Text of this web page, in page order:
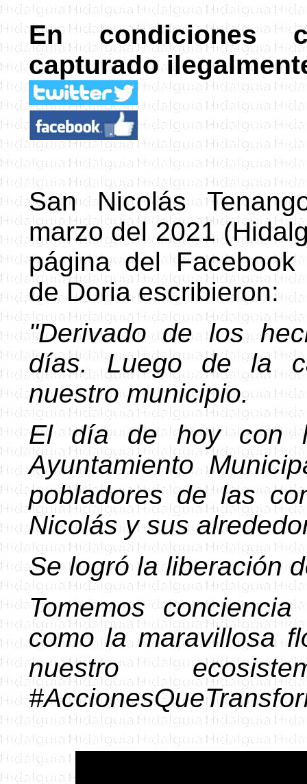
En condiciones
capturado
San Nicolás
marzo del 2021
página del Facebook
de Doria escribieron:
"Derivado de los
días. Luego de la
nuestro municipio.
El día de hoy con
Ayuntamiento
pobladores de las
Nicolás y sus
Se logró la liberación
Tomemos
como la maravillosa
nuestro